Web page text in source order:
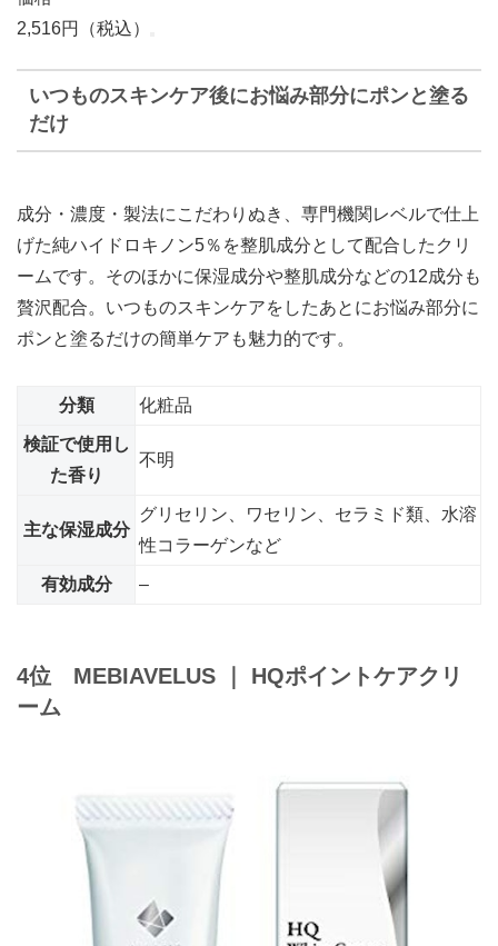
2,516円（税込）
いつものスキンケア後にお悩み部分にポンと塗る
だけ
成分・濃度・製法にこだわりぬき、専門機関レベルで仕上
げた純ハイドロキノン5％を整肌成分として配合したクリ
ームです。そのほかに保湿成分や整肌成分などの12成分も
贅沢配合。いつものスキンケアをしたあとにお悩み部分に
ポンと塗るだけの簡単ケアも魅力的です。
分類 化粧品
検証で使用し
た香り
不明
主な保湿成分
グリセリン、ワセリン、セラミド類、水溶
性コラーゲンなど
有効成分 –
4位 MEBIAVELUS
HQポイントケアクリ
ーム